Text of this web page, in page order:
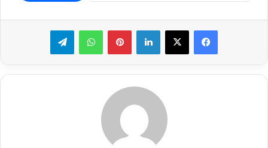
لينكدإن بينتيريستواتساب تيلقرام